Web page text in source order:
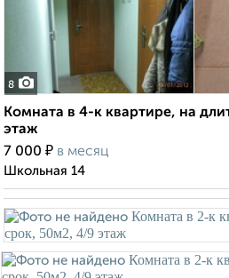
8
Комната в 4-к квартире, на
этаж
7 000 ₽ в месяц
Школьная 14